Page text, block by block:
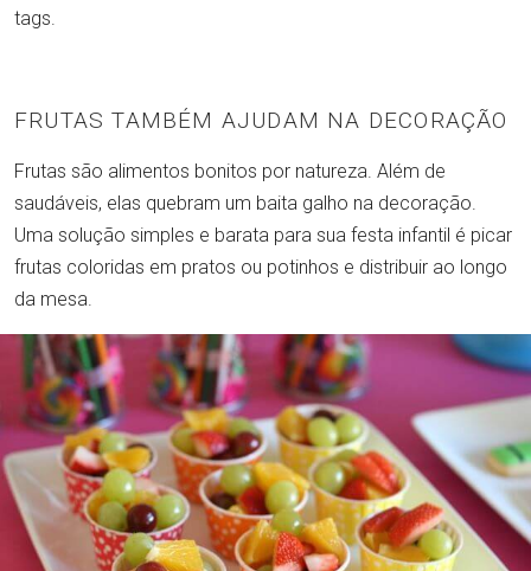
tags.
FRUTAS TAMBÉM AJUDAM NA DECORAÇÃO
Frutas são alimentos bonitos por natureza. Além de
saudáveis, elas quebram um baita galho na decoração.
Uma solução simples e barata para sua festa infantil é picar
frutas coloridas em pratos ou potinhos e distribuir ao longo
da mesa.